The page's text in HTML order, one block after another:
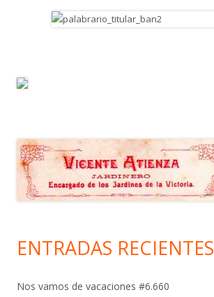
ENTRADAS RECIENTES
Nos vamos de vacaciones #6.660